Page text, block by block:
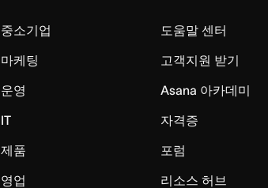
중소기업
마케팅
운영
IT
제품
영업
도움말 센터
고객지원 받기
Asana 아카데미
자격증
포럼
리소스 허브